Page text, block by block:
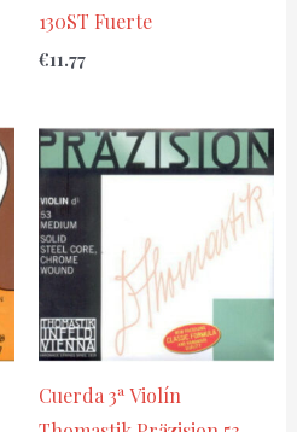
130ST Fuerte
€11.77
Cuerda 3ª Violín